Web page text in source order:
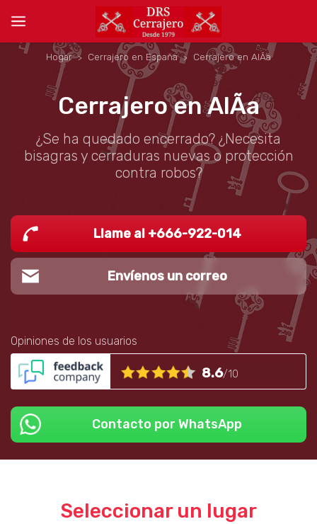
Hogar Cerrajero en España Cerrajero en AlÃ­a
Cerrajero en AlÃ­a
¿Se ha quedado encerrado? ¿Necesita
bisagras y cerraduras nuevas o protección
contra robos?
Llame al +666-922-014
Envíenos un correo
Opiniones de los usuarios
8.6/10
Contacto por WhatsApp
Seleccionar un lugar